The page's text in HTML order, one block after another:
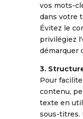
vos mots-
dans votre
Évitez le
privilégiez
démarquer
3.
Pour
contenu,
texte en
sous-titres.